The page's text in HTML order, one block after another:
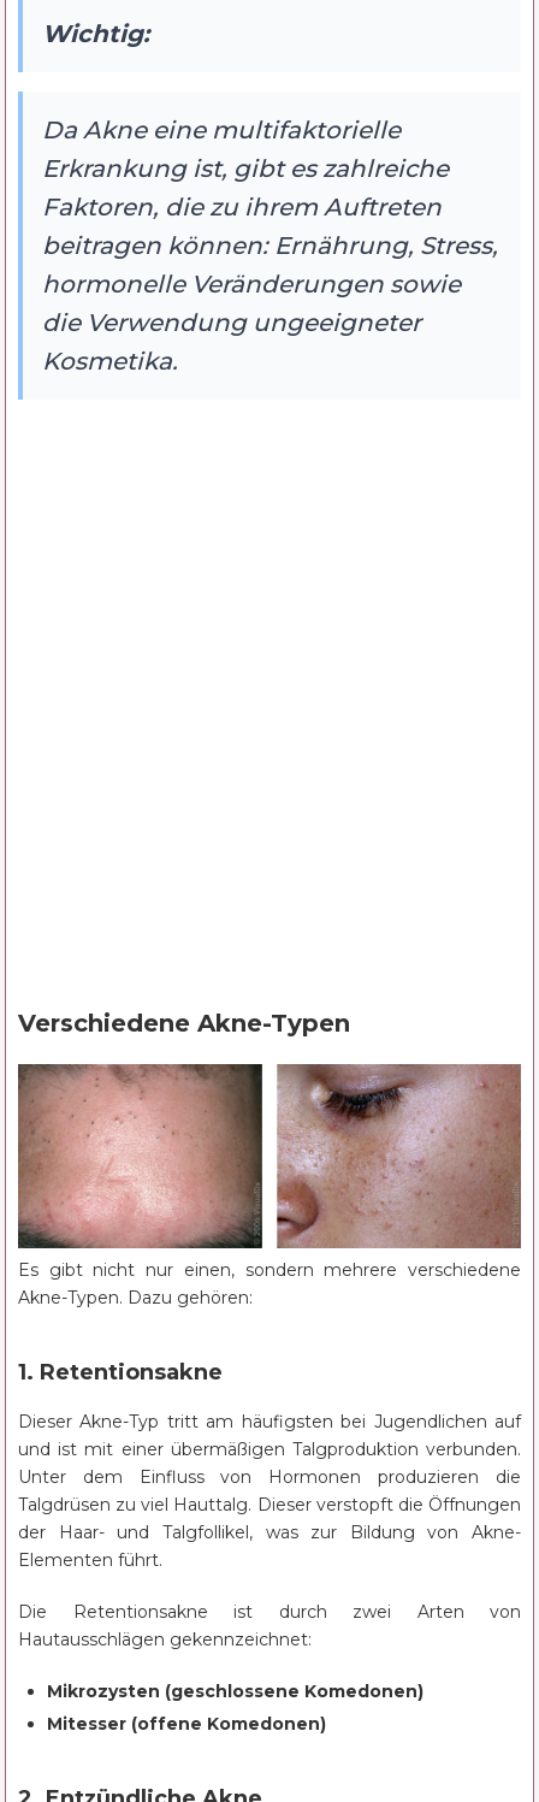
Wichtig:
Da Akne eine multifaktorielle
Erkrankung ist, gibt es zahlreiche
Faktoren, die zu ihrem Auftreten
beitragen können: Ernährung, Stress,
hormonelle Veränderungen sowie
die Verwendung ungeeigneter
Kosmetika.
Verschiedene Akne-Typen
Es gibt nicht nur einen, sondern mehrere verschiedene
Akne-Typen. Dazu gehören:
1. Retentionsakne
Dieser Akne-Typ tritt am häufigsten bei Jugendlichen auf
und ist mit einer übermäßigen Talgproduktion verbunden.
Unter dem Einfluss von Hormonen produzieren die
Talgdrüsen zu viel Hauttalg. Dieser verstopft die Öffnungen
der Haar- und Talgfollikel, was zur Bildung von Akne-
Elementen führt.
Die Retentionsakne ist durch zwei Arten von
Hautausschlägen gekennzeichnet:
Mikrozysten (geschlossene Komedonen)
Mitesser (offene Komedonen)